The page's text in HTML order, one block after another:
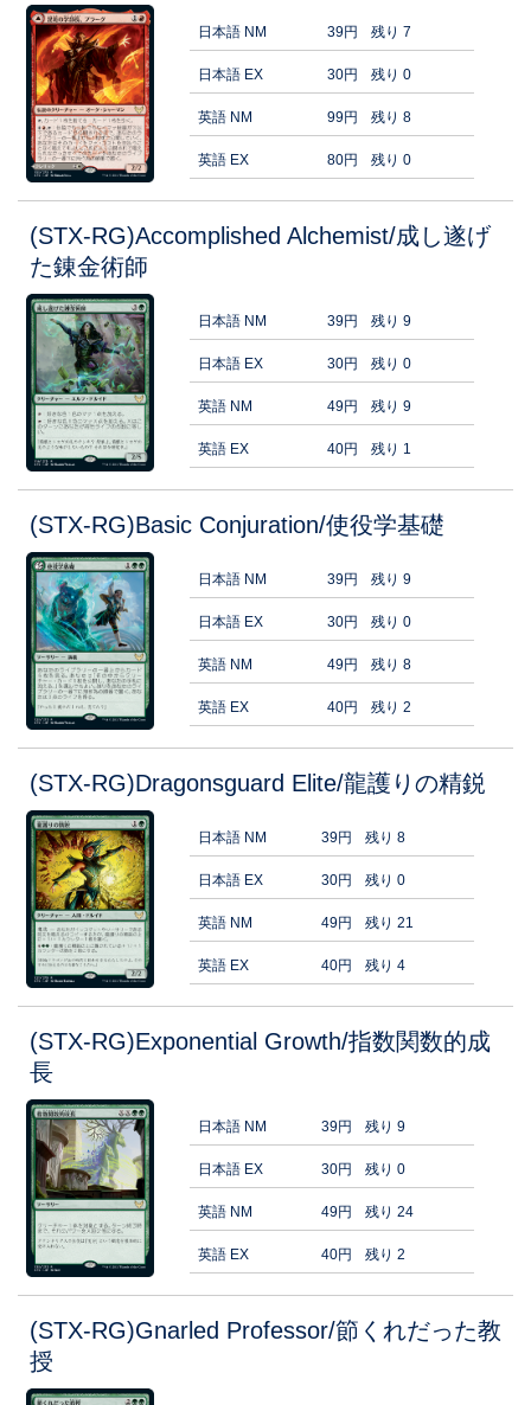
日本語 NM 39円 残り 7
日本語 EX 30円 残り 0
英語 NM 99円 残り 8
英語 EX 80円 残り 0
(STX-RG)Accomplished Alchemist/成し遂げ
た錬金術師
日本語 NM 39円 残り 9
日本語 EX 30円 残り 0
英語 NM 49円 残り 9
英語 EX 40円 残り 1
(STX-RG)Basic Conjuration/使役学基礎
日本語 NM 39円 残り 9
日本語 EX 30円 残り 0
英語 NM 49円 残り 8
英語 EX 40円 残り 2
(STX-RG)Dragonsguard Elite/龍護りの精鋭
日本語 NM 39円 残り 8
日本語 EX 30円 残り 0
英語 NM 49円 残り 21
英語 EX 40円 残り 4
(STX-RG)Exponential Growth/指数関数的成
長
日本語 NM 39円 残り 9
日本語 EX 30円 残り 0
英語 NM 49円 残り 24
英語 EX 40円 残り 2
(STX-RG)Gnarled Professor/節くれだった教
授